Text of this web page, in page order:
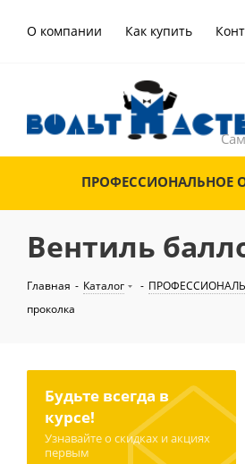
О компании Как купить
ПРОФЕССИОНАЛЬНОЕ
Вентиль
Главная - Каталог -
проколка
Будьте всегда в
курсе!
Узнавайте о скидках и акциях
первым